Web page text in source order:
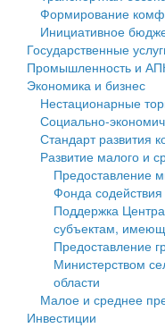
Государственные
Промышленность и
Экономика и бизнес
Символика
Устав
Гостям округа
Туризм
Культура
Образование
Здравоохранение
Социальная защита
Фотоальбом
муниципального
Администрация
Тверской области
Управление
Открытые данные
Работа с
Муниципальный
Муниципальные услуги
Проекты
Финансовое
Бюджет для граждан
Имущество
Выявление
объектов
Имущественная
среднего
Информационная
среднего
Формирование
Инициативное
Государственные
Промышленность и
Экономика и бизнес
Нестационарные
Социально-
Стандарт развития
Развитие малого и
Предоставление
Фонда
Поддержка
субъектам,
Предоставление
Министерством
области
Малое и среднее
Инвестиции